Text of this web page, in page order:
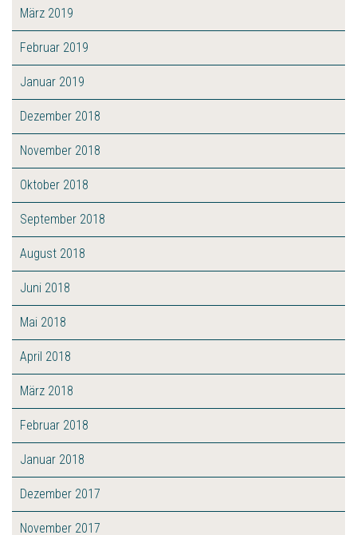
März 2019
Februar 2019
Januar 2019
Dezember 2018
November 2018
Oktober 2018
September 2018
August 2018
Juni 2018
Mai 2018
April 2018
März 2018
Februar 2018
Januar 2018
Dezember 2017
November 2017